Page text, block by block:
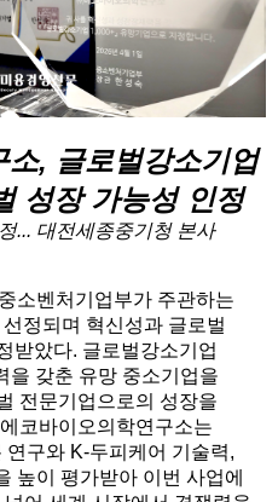
소, 글로벌강소기업
성장 가능성 인정
... 대전세종중기청 본사
소벤처기업부가 주관하는
정되며 혁신성과 글로벌
받았다. 글로벌강소기업
을 갖춘 유망 중소기업을
전문기업으로의 성장을
코바이오의학연구소는
구와 K-두피케어 기술력,
높이 평가받아 이번 사업에